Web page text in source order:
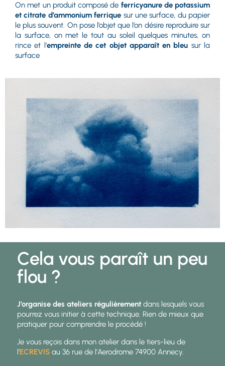
On met un produit composé de ferricyanure de potassium
et citrate d’ammonium ferrique sur une surface, du papier
le plus souvent. On pose l’objet que l’on désire reproduire sur
la surface, on met le tout au soleil quelques minutes, on
rince et l’empreinte de cet objet apparaît en bleu sur la
surface
Cela vous paraît un peu
flou ?
J’organise des ateliers régulièrement dans lesquels vous
pourrez vous initier à cette technique. Rien de mieux que
pratiquer pour comprendre le procédé !
Je vous reçois dans mon atelier dans le tiers-lieu de
l’ECREVIS au 36 rue de l’Aerodrome 74900 Annecy.